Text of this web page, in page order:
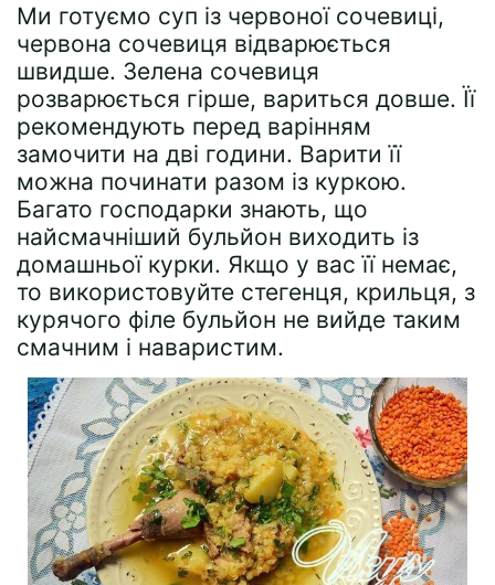
Ми готуємо суп із червоної сочевиці,
червона сочевиця відварюється
швидше. Зелена сочевиця
розварюється гірше, вариться довше. Її
рекомендують перед варінням
замочити на дві години. Варити її
можна починати разом із куркою.
Багато господарки знають, що
найсмачніший бульйон виходить із
домашньої курки. Якщо у вас її немає,
то використовуйте стегенця, крильця, з
курячого філе бульйон не вийде таким
смачним і наваристим.